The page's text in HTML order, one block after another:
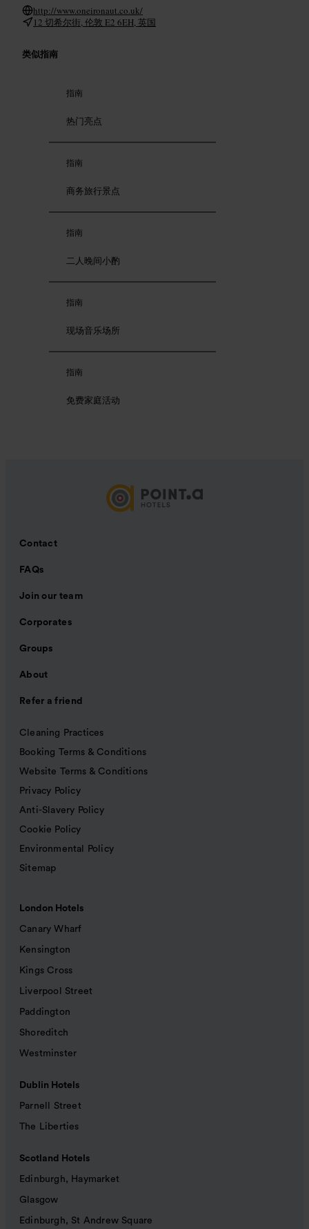
http://www.oneironaut.co.uk/
12 切希尔街, 伦敦 E2 6EH, 英国
类似指南
指南
热门亮点
指南
商务旅行景点
指南
二人晚间小酌
指南
现场音乐场所
指南
免费家庭活动
Contact
FAQs
Join our team
Corporates
Groups
About
Refer a friend
Cleaning Practices
Booking Terms & Conditions
Website Terms & Conditions
Privacy Policy
Anti-Slavery Policy
Cookie Policy
Environmental Policy
Sitemap
London Hotels
Canary Wharf
Kensington
Kings Cross
Liverpool Street
Paddington
Shoreditch
Westminster
Dublin Hotels
Parnell Street
The Liberties
Scotland Hotels
Edinburgh, Haymarket
Glasgow
Edinburgh, St Andrew Square